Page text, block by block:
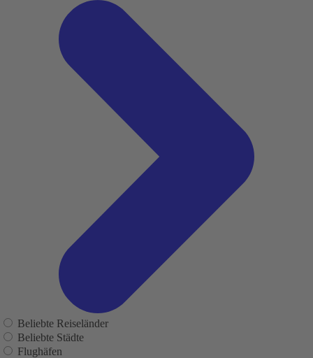
Beliebte Reiseländer
Beliebte Städte
Flughäfen